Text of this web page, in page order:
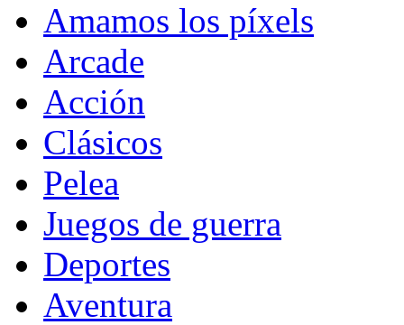
Amamos los píxels
Arcade
Acción
Clásicos
Pelea
Juegos de guerra
Deportes
Aventura